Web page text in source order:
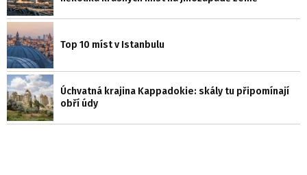
Top 10 míst v Istanbulu
Úchvatná krajina Kappadokie: skály tu připomínají
obří údy